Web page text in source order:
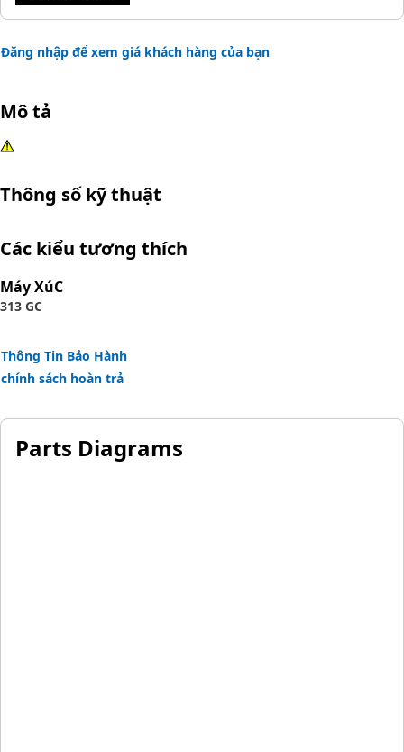
Đăng nhập để xem giá khách hàng của bạn
Mô tả
Thông số kỹ thuật
Các kiểu tương thích
Máy XúC
313 GC
Thông Tin Bảo Hành
chính sách hoàn trả
Parts Diagrams